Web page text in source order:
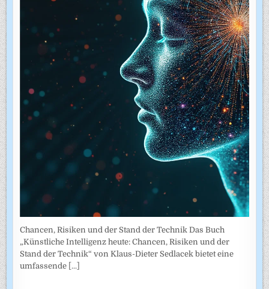
Chancen, Risiken und der Stand der Technik Das Buch
„Künstliche Intelligenz heute: Chancen, Risiken und der
Stand der Technik“ von Klaus-Dieter Sedlacek bietet eine
umfassende [...]